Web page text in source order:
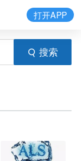
搜索
打开APP
：显著降低死亡风